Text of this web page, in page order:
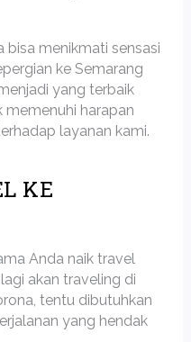
bisa menikmati sensasi
ke Semarang
yang terbaik
memenuhi harapan
layanan kami.
KE
Anda naik travel
akan traveling di
tentu dibutuhkan
yang hendak